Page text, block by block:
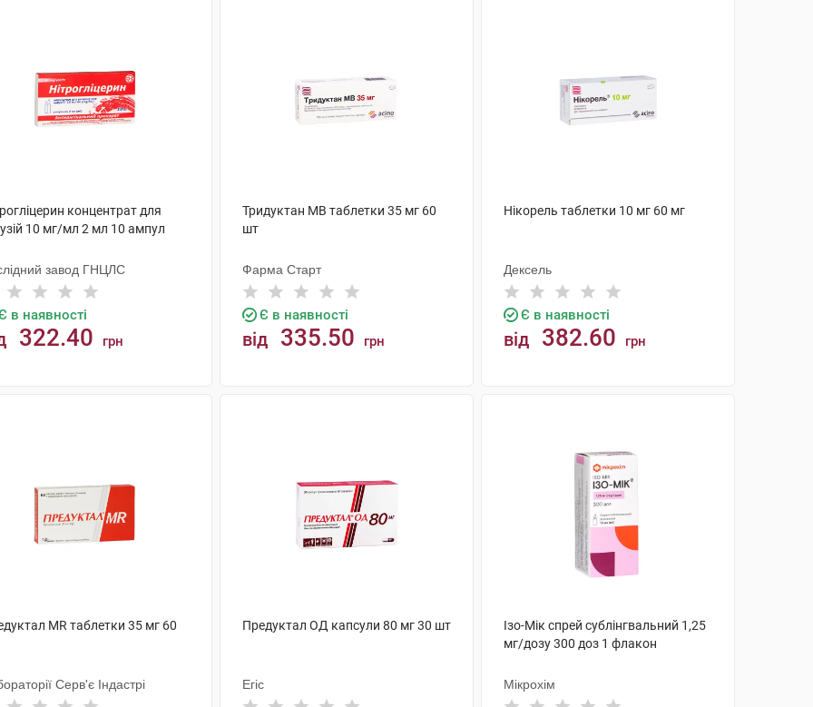
концентрат для
10 мг/мл 2 мл 10 ампул
завод ГНЦЛС
в наявності
322.40 грн
Тридуктан МВ таблетки 35 мг 60
шт
Фарма Старт
Є в наявності
від 335.50 грн
Нікорель таблетки 10 мг 60 мг
Дексель
Є в наявності
від 382.60 грн
MR таблетки 35 мг 60
Серв'є Індастрі
Предуктал ОД капсули 80 мг 30 шт
Егіс
Ізо-Мік спрей сублінгвальний 1,25
мг/дозу 300 доз 1 флакон
Мікрохім